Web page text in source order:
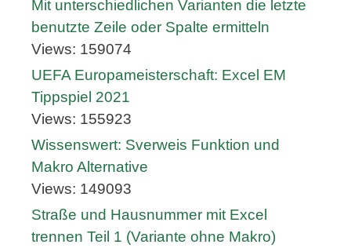
Mit unterschiedlichen Varianten die letzte
benutzte Zeile oder Spalte ermitteln
Views: 159074
UEFA Europameisterschaft: Excel EM
Tippspiel 2021
Views: 155923
Wissenswert: Sverweis Funktion und
Makro Alternative
Views: 149093
Straße und Hausnummer mit Excel
trennen Teil 1 (Variante ohne Makro)